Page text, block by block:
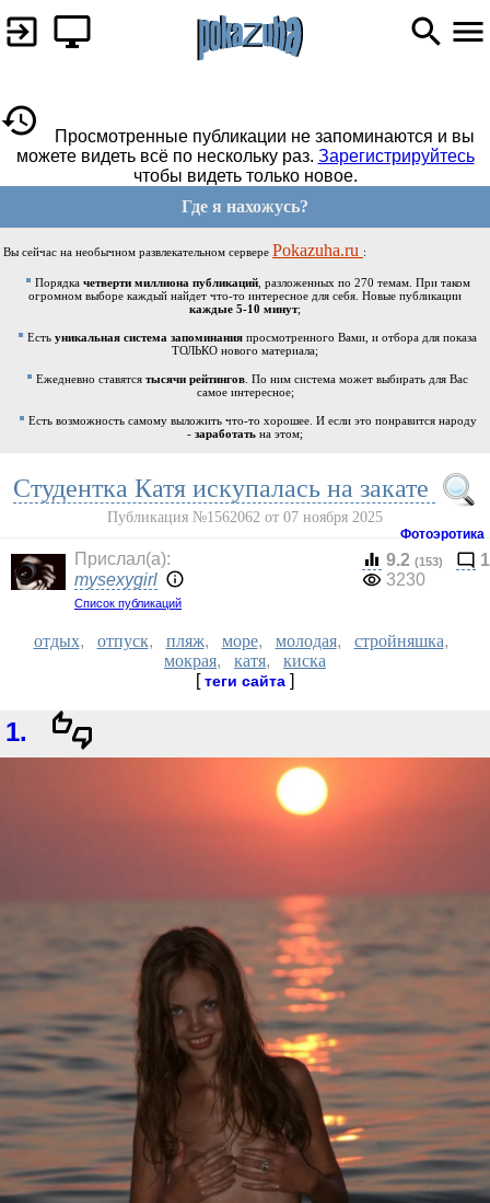
Просмотренные публикации не запоминаются и вы
можете видеть всё по нескольку раз. Зарегистрируйтесь
чтобы видеть только новое.
Где я нахожусь?
Вы сейчас на необычном развлекательном сервере Pokazuha.ru :
Порядка четверти миллиона публикаций, разложенных по 270 темам. При таком
огромном выборе каждый найдет что-то интересное для себя. Новые публикации
каждые 5-10 минут;
Есть уникальная система запоминания просмотренного Вами, и отбора для показа
ТОЛЬКО нового материала;
Ежедневно ставятся тысячи рейтингов . По ним система может выбирать для Вас
самое интересное;
Есть возможность самому выложить что-то хорошее. И если это понравится народу
- заработать на этом;
Студентка Катя искупалась на закате
Публикация №1562062 от 07 ноября 2025
Фотоэротика
Прислал(a):
mysexygirl
Список публикаций
9.2 (153)
1
3230
отдых, отпуск, пляж, море, молодая, стройняшка,
мокрая, катя, киска
[теги сайта ]
1.